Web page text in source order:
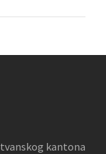
kantona